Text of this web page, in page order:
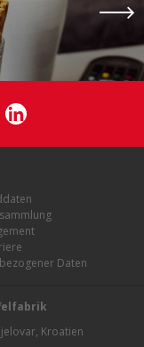
Daten
Kroatien